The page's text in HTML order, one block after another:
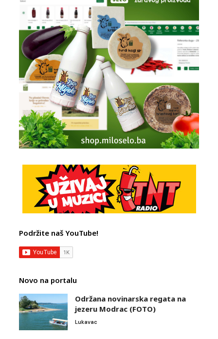
Podržite naš YouTube!
Novo na portalu
Održana novinarska regata na
jezeru Modrac (FOTO)
Lukavac